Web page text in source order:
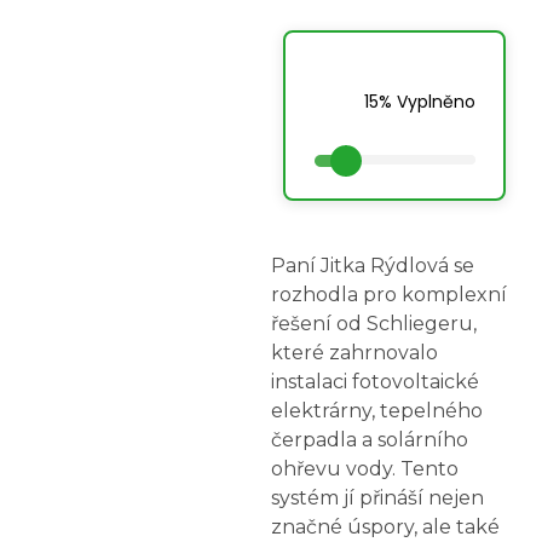
15% Vyplněno
budovy má být
solární systém
instalován?
Paní Jitka Rýdlová se
rozhodla pro komplexní
řešení od Schliegeru,
které zahrnovalo
instalaci fotovoltaické
elektrárny, tepelného
čerpadla a solárního
ohřevu vody. Tento
systém jí přináší nejen
značné úspory, ale také